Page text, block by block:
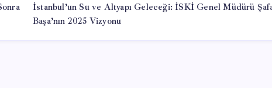
İstanbul’un Su ve Altyapı Geleceği: İSKİ Genel Müdürü
Başa’nın 2025 Vizyonu